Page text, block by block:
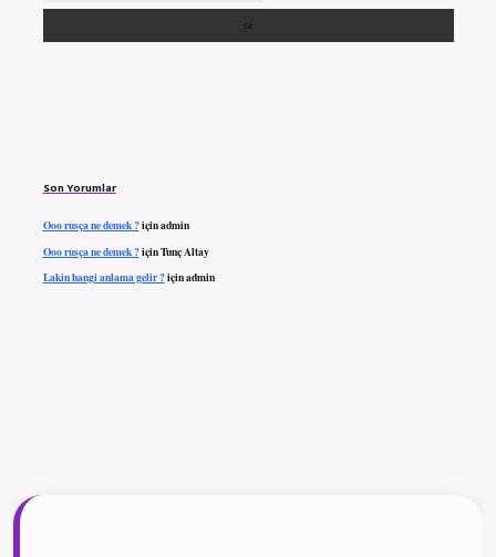
Son Yorumlar
Ooo rusça ne demek ?içinadmin
Ooo rusça ne demek ?içinTunç Altay
Lakin hangi anlama gelir ?içinadmin